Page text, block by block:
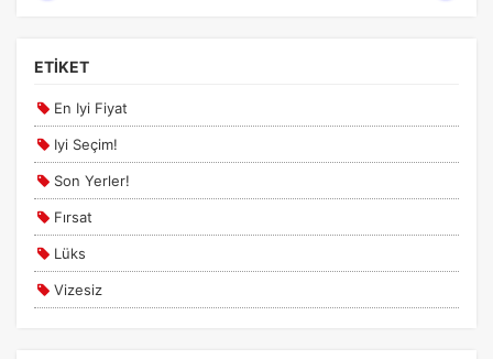
ETİKET
En Iyi Fiyat
Iyi Seçim!
Son Yerler!
Fırsat
Lüks
Vizesiz